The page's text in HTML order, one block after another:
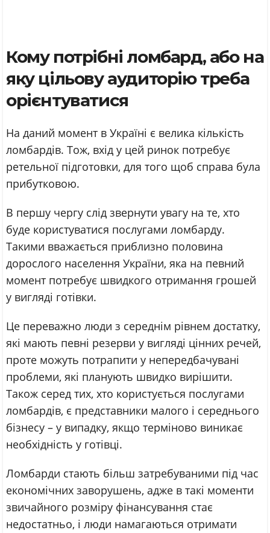
Кому потрібні ломбард, або на
яку цільову аудиторію треба
орієнтуватися
На даний момент в Україні є велика кількість
ломбардів. Тож, вхід у цей ринок потребує
ретельної підготовки, для того щоб справа була
прибутковою.
В першу чергу слід звернути увагу на те, хто
буде користуватися послугами ломбарду.
Такими вважається приблизно половина
дорослого населення України, яка на певний
момент потребує швидкого отримання грошей
у вигляді готівки.
Це переважно люди з середнім рівнем достатку,
які мають певні резерви у вигляді цінних речей,
проте можуть потрапити у непередбачувані
проблеми, які планують швидко вирішити.
Також серед тих, хто користується послугами
ломбардів, є представники малого і середнього
бізнесу – у випадку, якщо терміново виникає
необхідність у готівці.
Ломбарди стають більш затребуваними під час
економічних заворушень, адже в такі моменти
звичайного розміру фінансування стає
недостатньо, і люди намагаються отримати